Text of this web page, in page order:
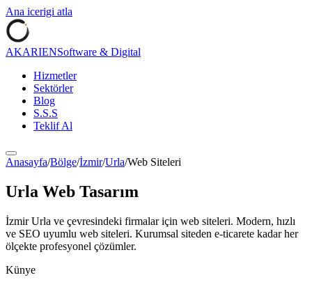
Ana icerigi atla
AKARIENSoftware & Digital
Hizmetler
Sektörler
Blog
S.S.S
Teklif Al
Anasayfa/Bölge/İzmir/Urla/Web Siteleri
Urla Web Tasarım
İzmir Urla ve çevresindeki firmalar için web siteleri. Modern, hızlı
ve SEO uyumlu web siteleri. Kurumsal siteden e-ticarete kadar her
ölçekte profesyonel çözümler.
Künye